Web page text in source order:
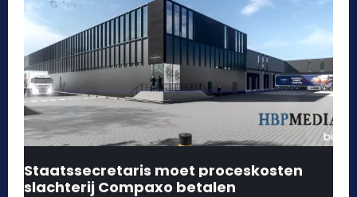
Staatssecretaris moet proceskosten
slachterij Compaxo betalen